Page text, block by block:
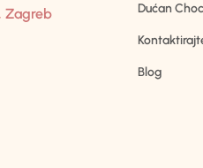
Zagreb Dućan
Blog